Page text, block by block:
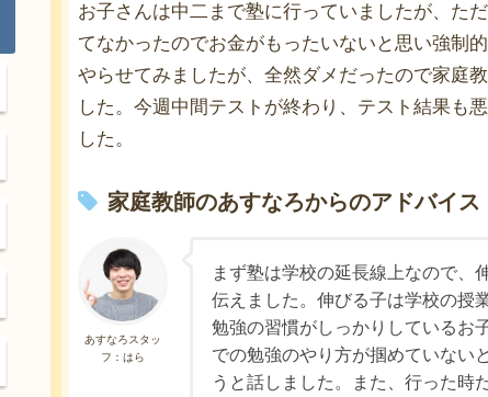
お子さんは中二まで塾に行っていましたが、た
てなかったのでお金がもったいないと思い強制
やらせてみましたが、全然ダメだったので家庭
した。今週中間テストが終わり、テスト結果も
した。
家庭教師のあすなろからのアドバイス
あすなろスタッ
フ：はら
まず塾は学校の延長線上なので、
伝えました。伸びる子は学校の授
勉強の習慣がしっかりしているお
での勉強のやり方が掴めていない
うと話しました。また、行った時